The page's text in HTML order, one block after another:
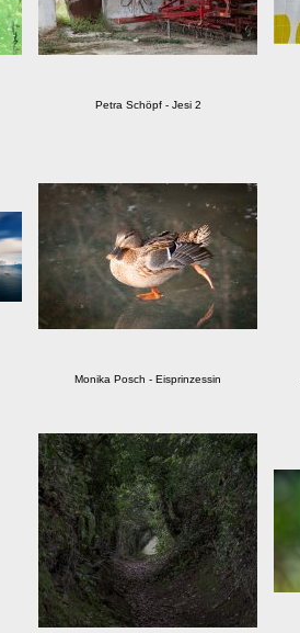
Petra Schöpf - Jesi 2
Monika Posch - Eisprinzessin